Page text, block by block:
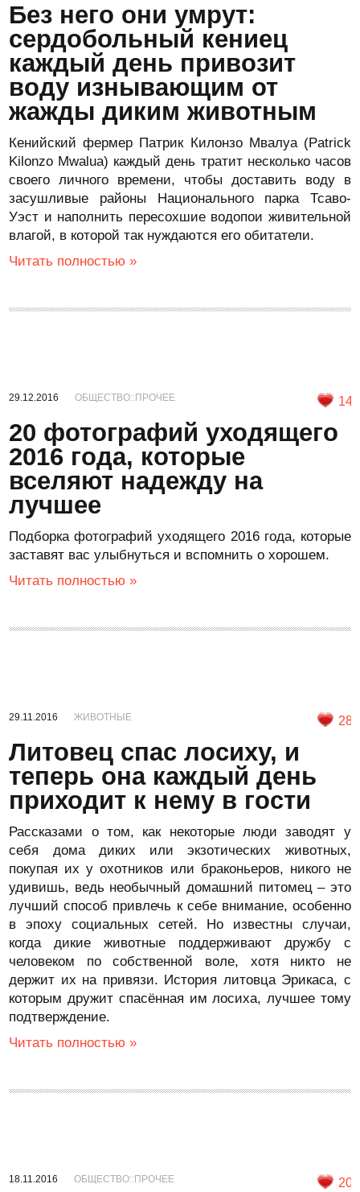
Без него они умрут:
сердобольный кениец
каждый день привозит
воду изнывающим от
жажды диким животным
Кенийский фермер Патрик Килонзо Мвалуа (Patrick
Kilonzo Mwalua) каждый день тратит несколько часов
своего личного времени, чтобы доставить воду в
засушливые районы Национального парка Тсаво-
Уэст и наполнить пересохшие водопои живительной
влагой, в которой так нуждаются его обитатели.
Читать полностью »
29.12.2016 ОБЩЕСТВО::ПРОЧЕЕ 14
20 фотографий уходящего
2016 года, которые
вселяют надежду на
лучшее
Подборка фотографий уходящего 2016 года, которые
заставят вас улыбнуться и вспомнить о хорошем.
Читать полностью »
29.11.2016 ЖИВОТНЫЕ 28
Литовец спас лосиху, и
теперь она каждый день
приходит к нему в гости
Рассказами о том, как некоторые люди заводят у
себя дома диких или экзотических животных,
покупая их у охотников или браконьеров, никого не
удивишь, ведь необычный домашний питомец – это
лучший способ привлечь к себе внимание, особенно
в эпоху социальных сетей. Но известны случаи,
когда дикие животные поддерживают дружбу с
человеком по собственной воле, хотя никто не
держит их на привязи. История литовца Эрикаса, с
которым дружит спасённая им лосиха, лучшее тому
подтверждение.
Читать полностью »
18.11.2016 ОБЩЕСТВО::ПРОЧЕЕ 20